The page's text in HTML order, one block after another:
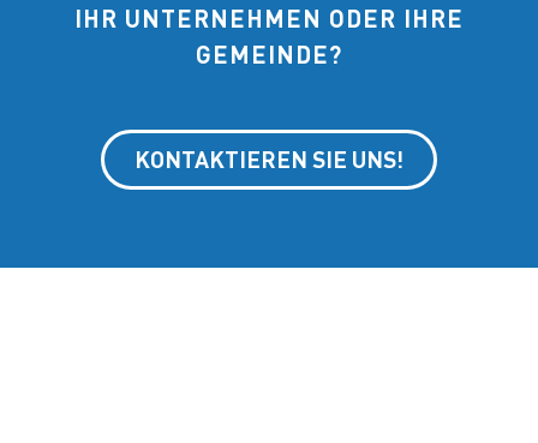
IHR UNTERNEHMEN ODER IHRE
GEMEINDE?
KONTAKTIEREN SIE UNS!